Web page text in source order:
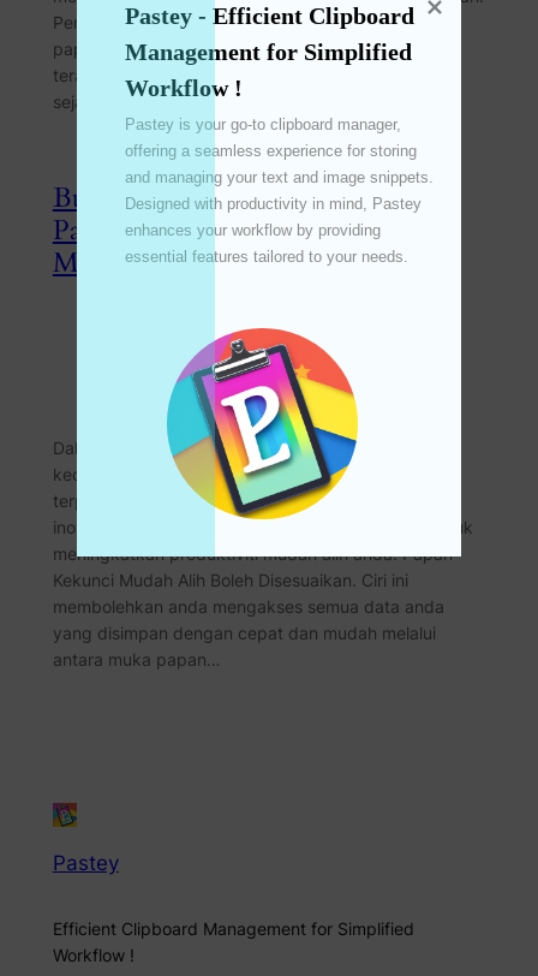
Pembersihan Data Automatik. Ciri ini memastikan
papan keratan anda kekal bebas kekacauan dan
teratur dengan menjadualkan pembersihan data
sejarah secara tetap. Apakah Pembersihan…
Buka Kunci Produktiviti dengan
Papan Kekunci Boleh Disesuaikan
Mudah Alih Pastey
Jun 12, 2024—by emperinter
Feature , Pastey, PasteyMaster
UPDATE
Dalam dunia digital yang serba pantas hari ini,
kecekapan dan kebolehcapaian adalah yang
terpenting. Pastey, pengurus papan keratan yang
inovatif, menawarkan ciri berkuasa yang direka untuk
meningkatkan produktiviti mudah alih anda: Papan
Kekunci Mudah Alih Boleh Disesuaikan. Ciri ini
membolehkan anda mengakses semua data anda
yang disimpan dengan cepat dan mudah melalui
antara muka papan…
Pastey
Efficient Clipboard Management for Simplified
Workflow !
Pastey - Efficient Clipboard
Management for Simplified
Workflow !
Pastey is your go-to clipboard manager,
offering a seamless experience for storing
and managing your text and image snippets.
Designed with productivity in mind, Pastey
enhances your workflow by providing
essential features tailored to your needs.